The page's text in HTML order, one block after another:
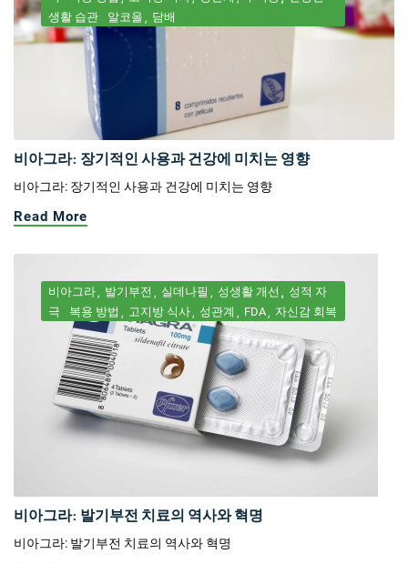
생활 습관
알코올 담배
비아그라: 장기적인 사용과 건강에 미치는 영향
비아그라: 장기적인 사용과 건강에 미치는 영향
Read More
비아그라 발기부전 실데나필 성생활 개선
성적 자
극
복용 방법 고지방 식사 성관계 FDA 자신감 회복
비아그라: 발기부전 치료의 역사와 혁명
비아그라: 발기부전 치료의 역사와 혁명